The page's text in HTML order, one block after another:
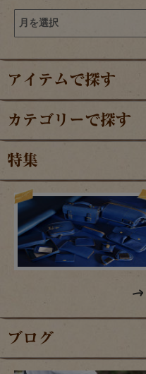
アイテムで探す
カテゴリーで探す
特集
ブログ